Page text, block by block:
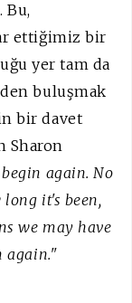
Bu,
ettiğimiz bir
yer tam da
buluşmak
bir davet
Sharon
again. No
it's been,
we may have
again."